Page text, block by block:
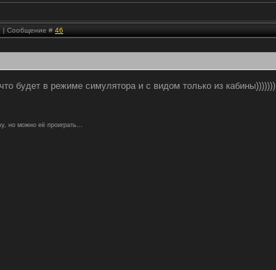
| Сообщение # 46
будет в режиме симулятора и с видом только из кабины)))))))
но можно её проиграть...